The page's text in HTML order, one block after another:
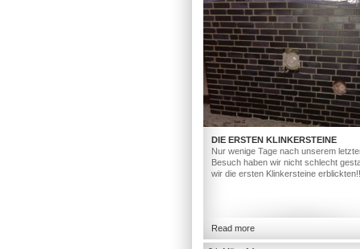
DIE ERSTEN KLINKERSTEINE
Nur wenige Tage nach unserem
Besuch haben wir nicht schlecht
wir die ersten Klinkersteine
Read more